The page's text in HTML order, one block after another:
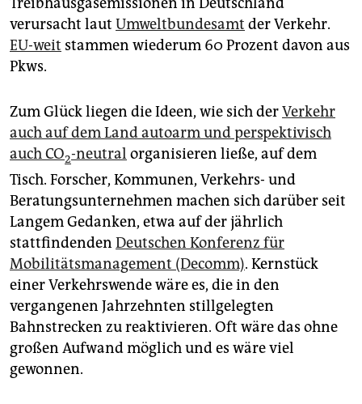
verursacht laut Umweltbundesamt der Verkehr.
EU-weit stammen wiederum 60 Prozent davon aus
Pkws.
Zum Glück liegen die Ideen, wie sich derVerkehr
auch auf dem Land autoarm und perspektivisch
auch CO2-neutral organisieren ließe, auf dem
Tisch. Forscher, Kommunen, Verkehrs- und
Beratungsunternehmen machen sich darüber seit
Langem Gedanken, etwa auf der jährlich
stattfindenden Deutschen Konferenz für
Mobilitätsmanagement (Decomm). Kernstück
einer Verkehrswende wäre es, die in den
vergangenen Jahrzehnten stillgelegten
Bahnstrecken zu reaktivieren. Oft wäre das ohne
großen Aufwand möglich und es wäre viel
gewonnen.